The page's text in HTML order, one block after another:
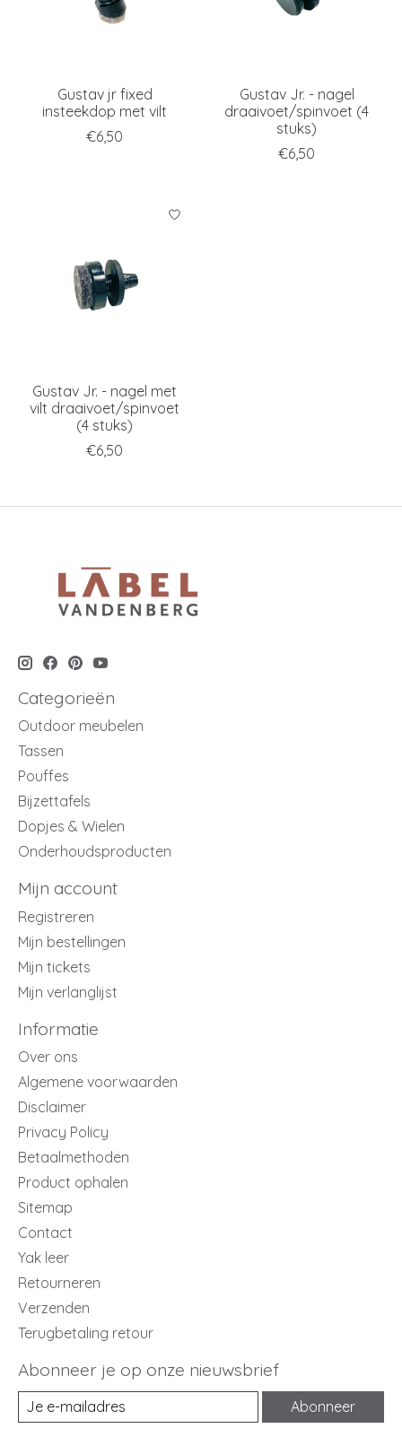
Gustav jr fixed
insteekdop met vilt
€6,50
Gustav Jr. - nagel
draaivoet/spinvoet (4
stuks)
€6,50
Gustav Jr. - nagel met
vilt draaivoet/spinvoet
(4 stuks)
€6,50
Categorieën
Outdoor meubelen
Tassen
Pouffes
Bijzettafels
Dopjes & Wielen
Onderhoudsproducten
Mijn account
Registreren
Mijn bestellingen
Mijn tickets
Mijn verlanglijst
Informatie
Over ons
Algemene voorwaarden
Disclaimer
Privacy Policy
Betaalmethoden
Product ophalen
Sitemap
Contact
Yak leer
Retourneren
Verzenden
Terugbetaling retour
Abonneer je op onze nieuwsbrief
Abonneer